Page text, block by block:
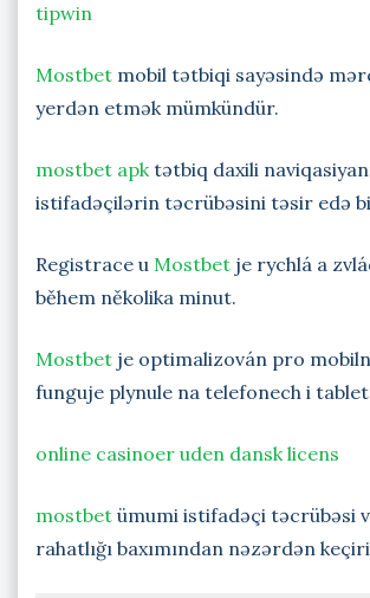
tipwin
Mostbet mobil tətbiqi sayəsində
yerdən etmək mümkündür.
mostbet apktətbiq daxili
istifadəçilərin təcrübəsini təsir edə
Registrace u Mostbet je rychlá a
během několika minut.
Mostbet je optimalizován pro
funguje plynule na telefonech i
online casinoer uden dansk licens
mostbet ümumi istifadəçi təcrübəsi
rahatlığı baxımından nəzərdən